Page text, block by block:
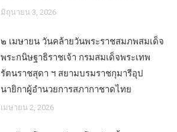
มิถุนายน 3, 2026
๒ เมษายน วันคล้ายวันพระราชสมภพสมเด็จ
พระกนิษฐาธิราชเจ้า กรมสมเด็จพระเทพ
รัตนราชสุดา ฯ สยามบรมราชกุมารีอุป
นายิกาผู้อำนวยการสภากาชาดไทย
เมษายน 2, 2026